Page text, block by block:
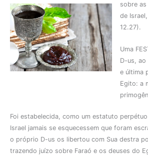
sobre
de
12.27).
Uma
D-us, ao
e última
Egito: a
Foi estabelecida, como um estatuto
Israel jamais se esquecessem que foram
o próprio D-us os libertou com Sua destra
trazendo juízo sobre Faraó e os deuses do